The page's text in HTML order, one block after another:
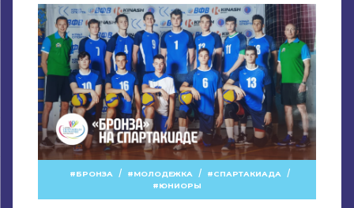
БРОНЗА / МОЛОДЕЖКА / СПАРТАКИАДА /
ЮНИОРЫ